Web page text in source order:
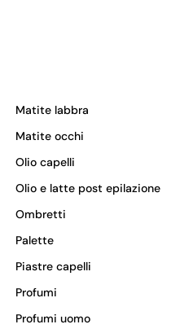
Matite labbra
Matite occhi
Olio capelli
Olio e latte post epilazione
Ombretti
Palette
Piastre capelli
Profumi
Profumi uomo